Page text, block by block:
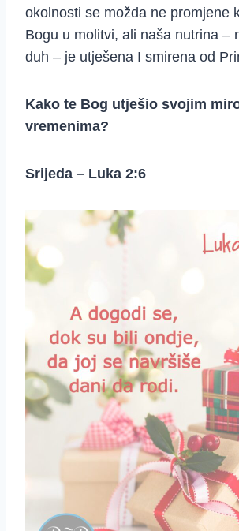
okolnosti se možda ne promjene
Bogu u molitvi, ali naša nutrina –
duh – je utješena I smirena od
Kako te Bog utješio svojim
vremenima?
Srijeda – Luka 2:6